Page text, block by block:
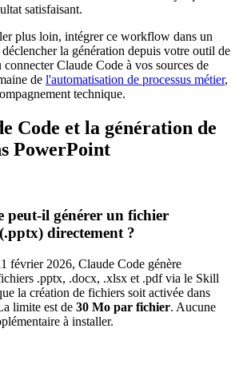
satisfaisant.
plus loin, intégrer ce workflow dans un
la génération depuis votre outil de
Claude Code à vos sources de
de l'automatisation de processus métier,
technique.
Code et la génération de
PowerPoint
peut-il générer un fichier
directement ?
février 2026, Claude Code génère
.pptx, .docx, .xlsx et .pdf via le Skill
la création de fichiers soit activée dans
limite est de 30 Mo par fichier. Aucune
à installer.